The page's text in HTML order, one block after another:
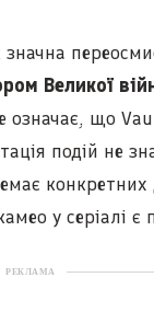
Великої
означає, що
подій не
конкретних
у серіалі
РЕКЛАМА